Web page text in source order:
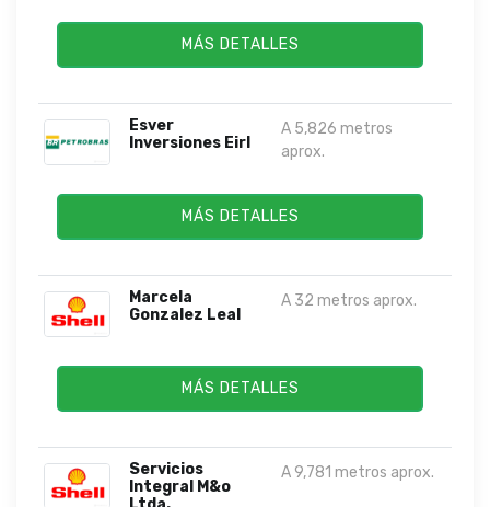
MÁS DETALLES
Esver
Inversiones Eirl
A 5,826 metros
aprox.
MÁS DETALLES
Marcela
Gonzalez Leal
A 32 metros aprox.
MÁS DETALLES
Servicios
Integral M&o
A 9,781 metros aprox.